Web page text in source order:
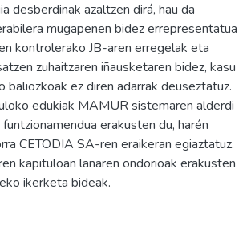
desberdinak azaltzen dirá, hau da
mugapenen bidez errepresentatua
kontrolerako JB-aren erregelak eta
zuhaitzaren iñausketaren bidez, kasu
baliozkoak ez diren adarrak deuseztatuz.
edukiak MAMUR sistemaren alderdi
erakusten du, harén
CETODIA SA-ren eraikeran egiaztatuz.
kapituloan lanaren ondorioak erakusten
ikerketa bideak.